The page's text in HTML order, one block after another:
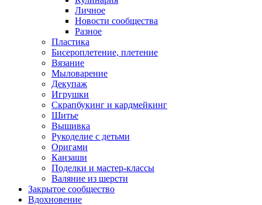
Личное
Новости сообщества
Разное
Пластика
Бисероплетение, плетение
Вязание
Мыловарение
Декупаж
Игрушки
Скрапбукинг и кардмейкинг
Шитье
Вышивка
Рукоделие с детьми
Оригами
Канзаши
Поделки и мастер-классы
Валяние из шерсти
Закрытое сообщество
Вдохновение